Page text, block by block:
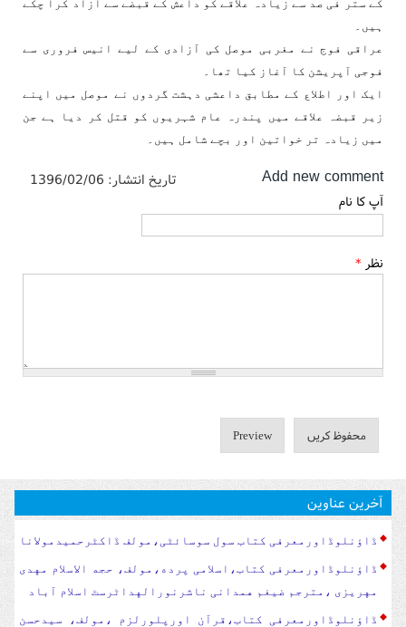
کے ستر فی صد سے زیادہ علاقے کو داعش کے قبضے سے آزاد کرا چکے
ہیں۔
عراقی فوج نے مغربی موصل کی آزادی کے لیے انیس فروری سے
فوجی آپریشن کا آغاز کیا تھا۔
ایک اور اطلاع کے مطابق داعشی دہشت گردوں نے موصل میں اپنے
زیر قبضہ علاقے میں پندرہ عام شہریوں کو قتل کر دیا ہے جن
میں زیادہ تر خواتین اور بچے شامل ہیں۔
تاریخ انتشار: 1396/02/06 Add new comment
آپ کا نام
نظر *
آخرین عناوین
ڈاؤنلوڈاورمعرفی کتاب سول سوسا‏‏ئٹی،مولف ڈاکٹرحمیدمولانا
ڈاؤنلوڈاورمعرفی کتاب،اسلامی پرده،مولف، حجه الاسلام مهدی
مهریزی ،مترجم ضیغم همدانی ناشرنورالهداٹرسٹ اسلام آباد
ڈاؤنلوڈاورمعرفی کتاب،قرآن اورپلورلزم ،مولف، سیدحسن